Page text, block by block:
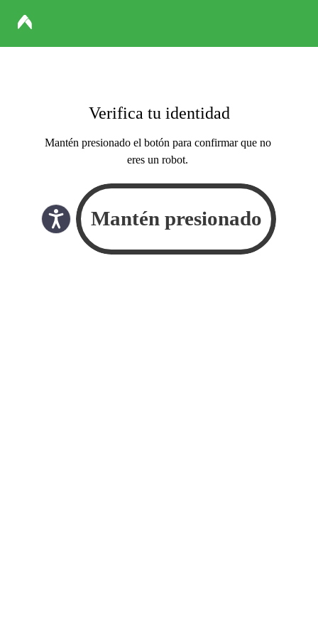
Verifica tu identidad
Mantén presionado el botón para confirmar que no
eres un robot.